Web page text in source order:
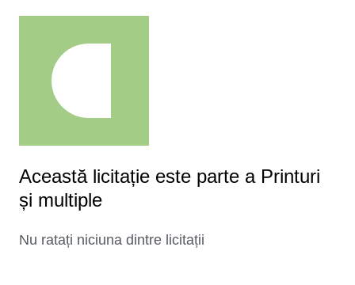
Această licitație este parte a Printuri
și multiple
Nu ratați niciuna dintre licitații